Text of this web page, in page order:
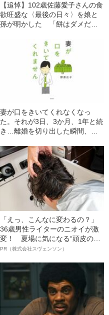
【追悼】102歳佐藤愛子さんの食
欲旺盛な〈最後の日々〉を娘と
孫が明かした 「餅はダメだと
ばあちゃん、ケーキを沢山食べ
妻が口をきいてくれなくなっ
た。それが3日、3か月、1年と続
き…離婚を切り出した瞬間、妻
「えっ、こんなに変わるの？」
36歳男性ライターのニオイが激
変！ 夏場に気になる“頭皮のニ
オイ”や“ベタつき”を解消す
ト”が生み出した徹底ケアとは
PR（株式会社スヴェンソン）